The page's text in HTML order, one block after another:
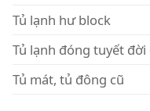
Tủ lạnh hư block
Tủ lạnh đóng tuyết đời
Tủ mát, tủ đông cũ